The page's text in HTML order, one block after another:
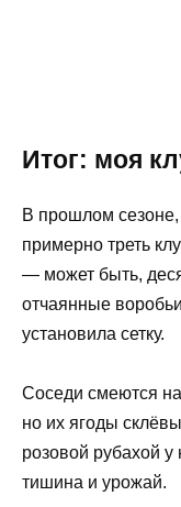
Итог: моя
В прошлом
примерно треть
— может быть,
отчаянные
установила сетку.
Соседи смеются
но их ягоды
розовой рубахой
тишина и урожай.